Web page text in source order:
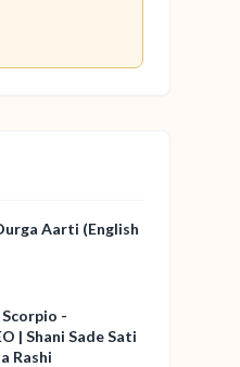
Aarti (English
-
| Shani Sade Sati
Rashi